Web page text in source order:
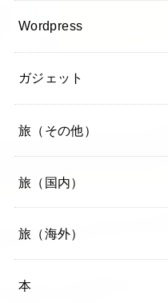
Wordpress
ガジェット
旅（その他）
旅（国内）
旅（海外）
本